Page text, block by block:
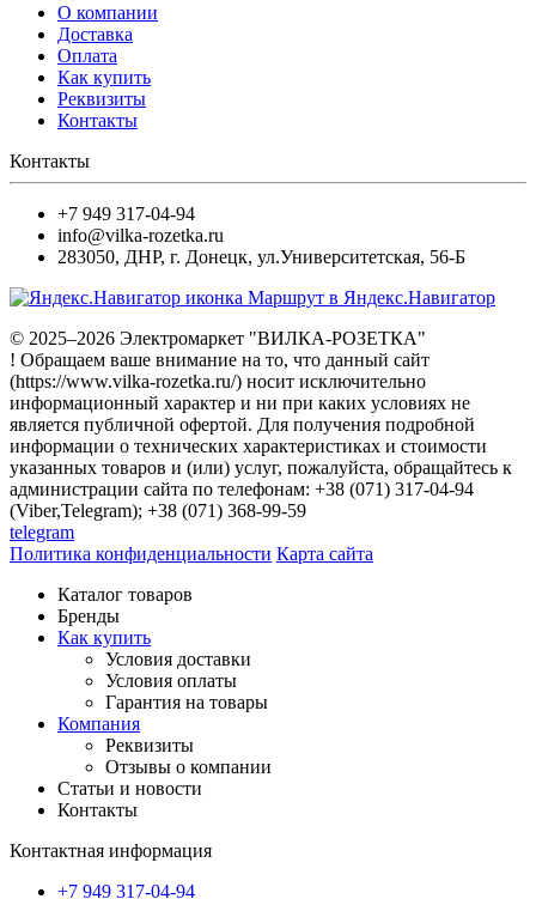
О компании
Доставка
Оплата
Как купить
Реквизиты
Контакты
Контакты
+7 949 317-04-94
info@vilka-rozetka.ru
283050, ДНР, г. Донецк, ул.Университетская, 56-Б
Маршрут в Яндекс.Навигатор
© 2025–2026 Электромаркет "ВИЛКА-РОЗЕТКА"
! Обращаем ваше внимание на то, что данный сайт
(https://www.vilka-rozetka.ru/) носит исключительно
информационный характер и ни при каких условиях не
является публичной офертой. Для получения подробной
информации о технических характеристиках и стоимости
указанных товаров и (или) услуг, пожалуйста, обращайтесь к
администрации сайта по телефонам: +38 (071) 317-04-94
(Viber,Telegram); +38 (071) 368-99-59
telegram
Политика конфиденциальности Карта сайта
Каталог товаров
Бренды
Как купить
Условия доставки
Условия оплаты
Гарантия на товары
Компания
Реквизиты
Отзывы о компании
Статьи и новости
Контакты
Контактная информация
+7 949 317-04-94